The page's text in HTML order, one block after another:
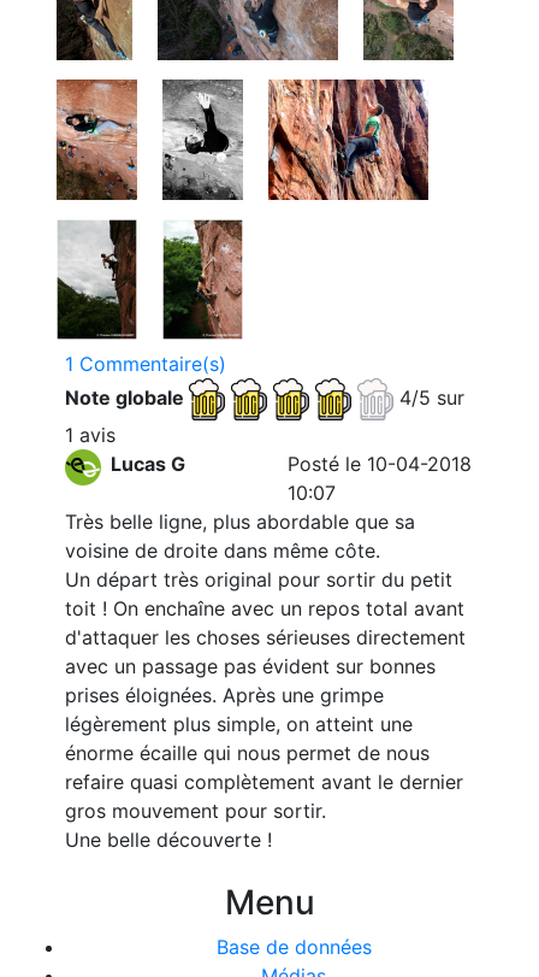
1 Commentaire(s)
Note globale
4/5 sur
1 avis
Lucas G
Posté le 10-04-2018
10:07
Très belle ligne, plus abordable que sa
voisine de droite dans même côte.
Un départ très original pour sortir du petit
toit ! On enchaîne avec un repos total avant
d'attaquer les choses sérieuses directement
avec un passage pas évident sur bonnes
prises éloignées. Après une grimpe
légèrement plus simple, on atteint une
énorme écaille qui nous permet de nous
refaire quasi complètement avant le dernier
gros mouvement pour sortir.
Une belle découverte !
Menu
Base de données